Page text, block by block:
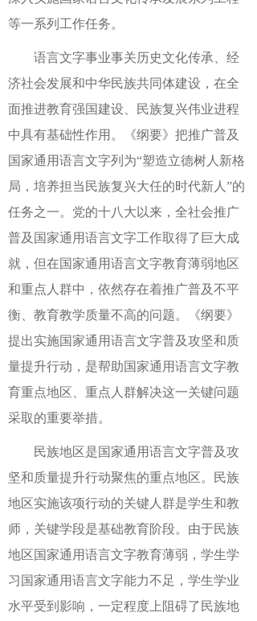
等一系列工作任务。
语言文字事业事关历史文化传承、经
济社会发展和中华民族共同体建设，在全
面推进教育强国建设、民族复兴伟业进程
中具有基础性作用。《纲要》把推广普及
国家通用语言文字列为“塑造立德树人新格
局，培养担当民族复兴大任的时代新人”的
任务之一。党的十八大以来，全社会推广
普及国家通用语言文字工作取得了巨大成
就，但在国家通用语言文字教育薄弱地区
和重点人群中，依然存在着推广普及不平
衡、教育教学质量不高的问题。《纲要》
提出实施国家通用语言文字普及攻坚和质
量提升行动，是帮助国家通用语言文字教
育重点地区、重点人群解决这一关键问题
采取的重要举措。
民族地区是国家通用语言文字普及攻
坚和质量提升行动聚焦的重点地区。民族
地区实施该项行动的关键人群是学生和教
师，关键学段是基础教育阶段。由于民族
地区国家通用语言文字教育薄弱，学生学
习国家通用语言文字能力不足，学生学业
水平受到影响，一定程度上阻碍了民族地